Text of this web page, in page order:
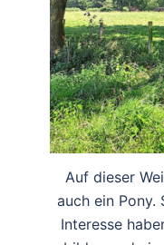
Auf dieser
auch ein Pony.
Interesse